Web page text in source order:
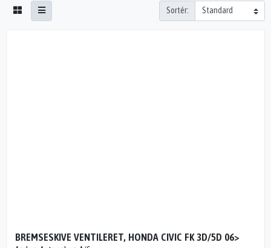
Sortér:
BREMSESKIVE VENTILERET, HONDA CIVIC FK 3D/5D 06>